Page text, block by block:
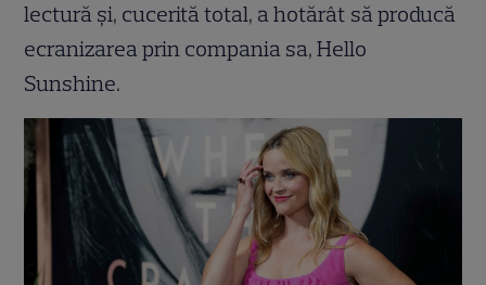
lectură și, cucerită total, a hotărât să producă
ecranizarea prin compania sa, Hello
Sunshine.